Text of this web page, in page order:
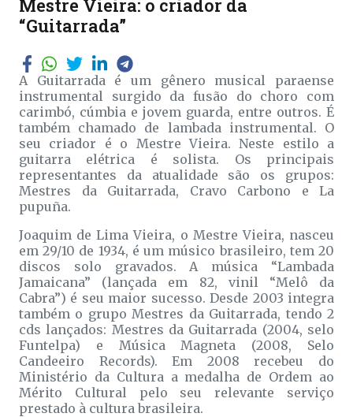
Mestre Vieira: o criador da
“Guitarrada”
A Guitarrada é um gênero musical paraense
instrumental surgido da fusão do choro com
carimbó, cúmbia e jovem guarda, entre outros. É
também chamado de lambada instrumental. O
seu criador é o Mestre Vieira. Neste estilo a
guitarra elétrica é solista. Os principais
representantes da atualidade são os grupos:
Mestres da Guitarrada, Cravo Carbono e La
pupuña.
Joaquim de Lima Vieira, o Mestre Vieira, nasceu
em 29/10 de 1934, é um músico brasileiro, tem 20
discos solo gravados. A música “Lambada
Jamaicana” (lançada em 82, vinil “Melô da
Cabra”) é seu maior sucesso. Desde 2003 integra
também o grupo Mestres da Guitarrada, tendo 2
cds lançados: Mestres da Guitarrada (2004, selo
Funtelpa) e Música Magneta (2008, Selo
Candeeiro Records). Em 2008 recebeu do
Ministério da Cultura a medalha de Ordem ao
Mérito Cultural pelo seu relevante serviço
prestado à cultura brasileira.